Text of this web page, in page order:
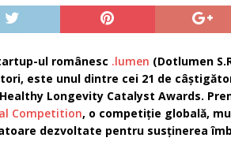
ul românesc .lumen (Dotlumen
este unul dintre cei 21 de
Longevity Catalyst Awards.
Competition, o competiție globală,
dezvoltate pentru susținerea